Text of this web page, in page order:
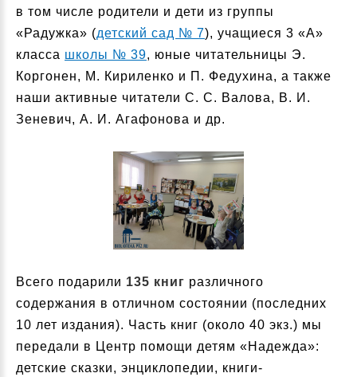
в том числе родители и дети из группы
«Радужка» (детский сад № 7), учащиеся 3 «А»
класса школы № 39, юные читательницы Э.
Коргонен, М. Кириленко и П. Федухина, а также
наши активные читатели С. С. Валова, В. И.
Зеневич, А. И. Агафонова и др.
Всего подарили 135 книг различного
содержания в отличном состоянии (последних
10 лет издания). Часть книг (около 40 экз.) мы
передали в Центр помощи детям «Надежда»:
детские сказки, энциклопедии, книги-